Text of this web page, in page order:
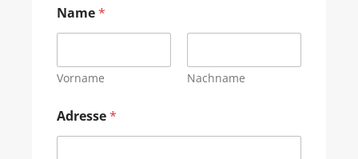
Name*
Vorname Nachname
Adresse*